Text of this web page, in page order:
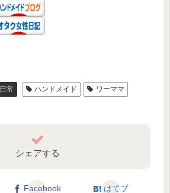
日常 ハンドメイド
ワーママ
シェアする
Facebook はてブ